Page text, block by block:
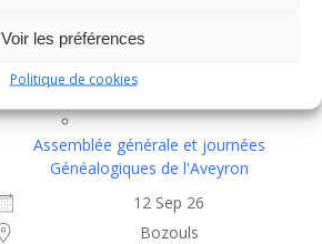
Voir les préférences
Politique de cookies
13 Août 26
Saint-Gildas-de-Rhuys
Assemblée générale et journées
Généalogiques de l'Aveyron
12 Sep 26
Bozouls